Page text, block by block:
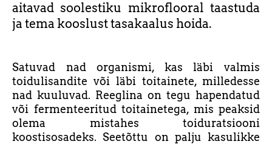
aitavad soolestiku mikroflooral taastuda
ja tema kooslust tasakaalus hoida.
Satuvad nad organismi, kas läbi valmis
toidulisandite või läbi toitainete, milledesse
nad kuuluvad. Reeglina on tegu hapendatud
või fermenteeritud toitainetega, mis peaksid
olema mistahes toiduratsiooni
koostisosadeks. Seetõttu on palju kasulikke